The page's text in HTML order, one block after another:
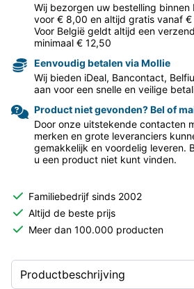
Wij bezorgen uw bestelling
voor € 8,00 en altijd gratis vanaf €
Voor België geldt altijd een
minimaal € 12,50
Eenvoudig betalen via Mollie
Wij bieden iDeal, Bancontact,
aan voor een snelle en veilige
Product niet gevonden? Bel of
Door onze uitstekende contacten
merken en grote leveranciers
gemakkelijk en voordelig leveren.
u een product niet kunt vinden.
Familiebedrijf sinds 2002
Altijd de beste prijs
Meer dan 100.000 producten